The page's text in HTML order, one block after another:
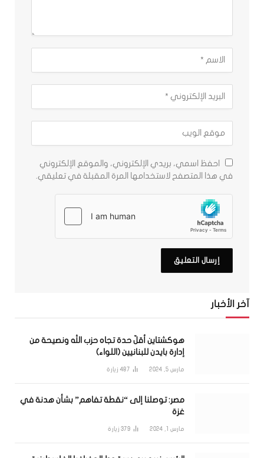
احفظ اسمي، بريدي الإلكتروني، والموقع الإلكتروني
في هذا المتصفح لاستخدامها المرة المقبلة في تعليقي.
آخر الأخبار
هوكشتاين أقلّ حدة تجاه حزب الله ونصيحة من
إدارة بايدن للبنانيين (اللواء)
مارس 5, 2024 487 زيارة
مصر: توصلنا إلى “نقطة تفاهم” بشأن هدنة في
غزة
مارس 1, 2024 379 زيارة